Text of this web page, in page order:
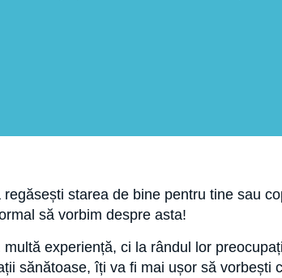
starea de bine pentru tine sau
să vorbim despre asta!
experiență, ci la rândul lor
sănătoase, îți va fi mai ușor să vorbești